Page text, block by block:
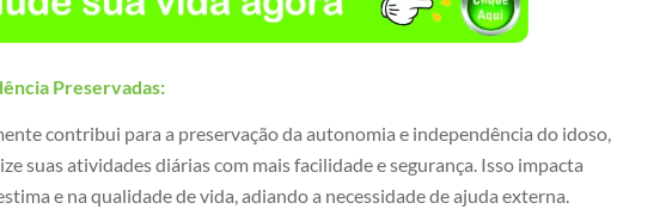
Preservadas:
contribui para a preservação da autonomia e independência do idoso,
suas atividades diárias com mais facilidade e segurança. Isso impacta
e na qualidade de vida, adiando a necessidade de ajuda externa.